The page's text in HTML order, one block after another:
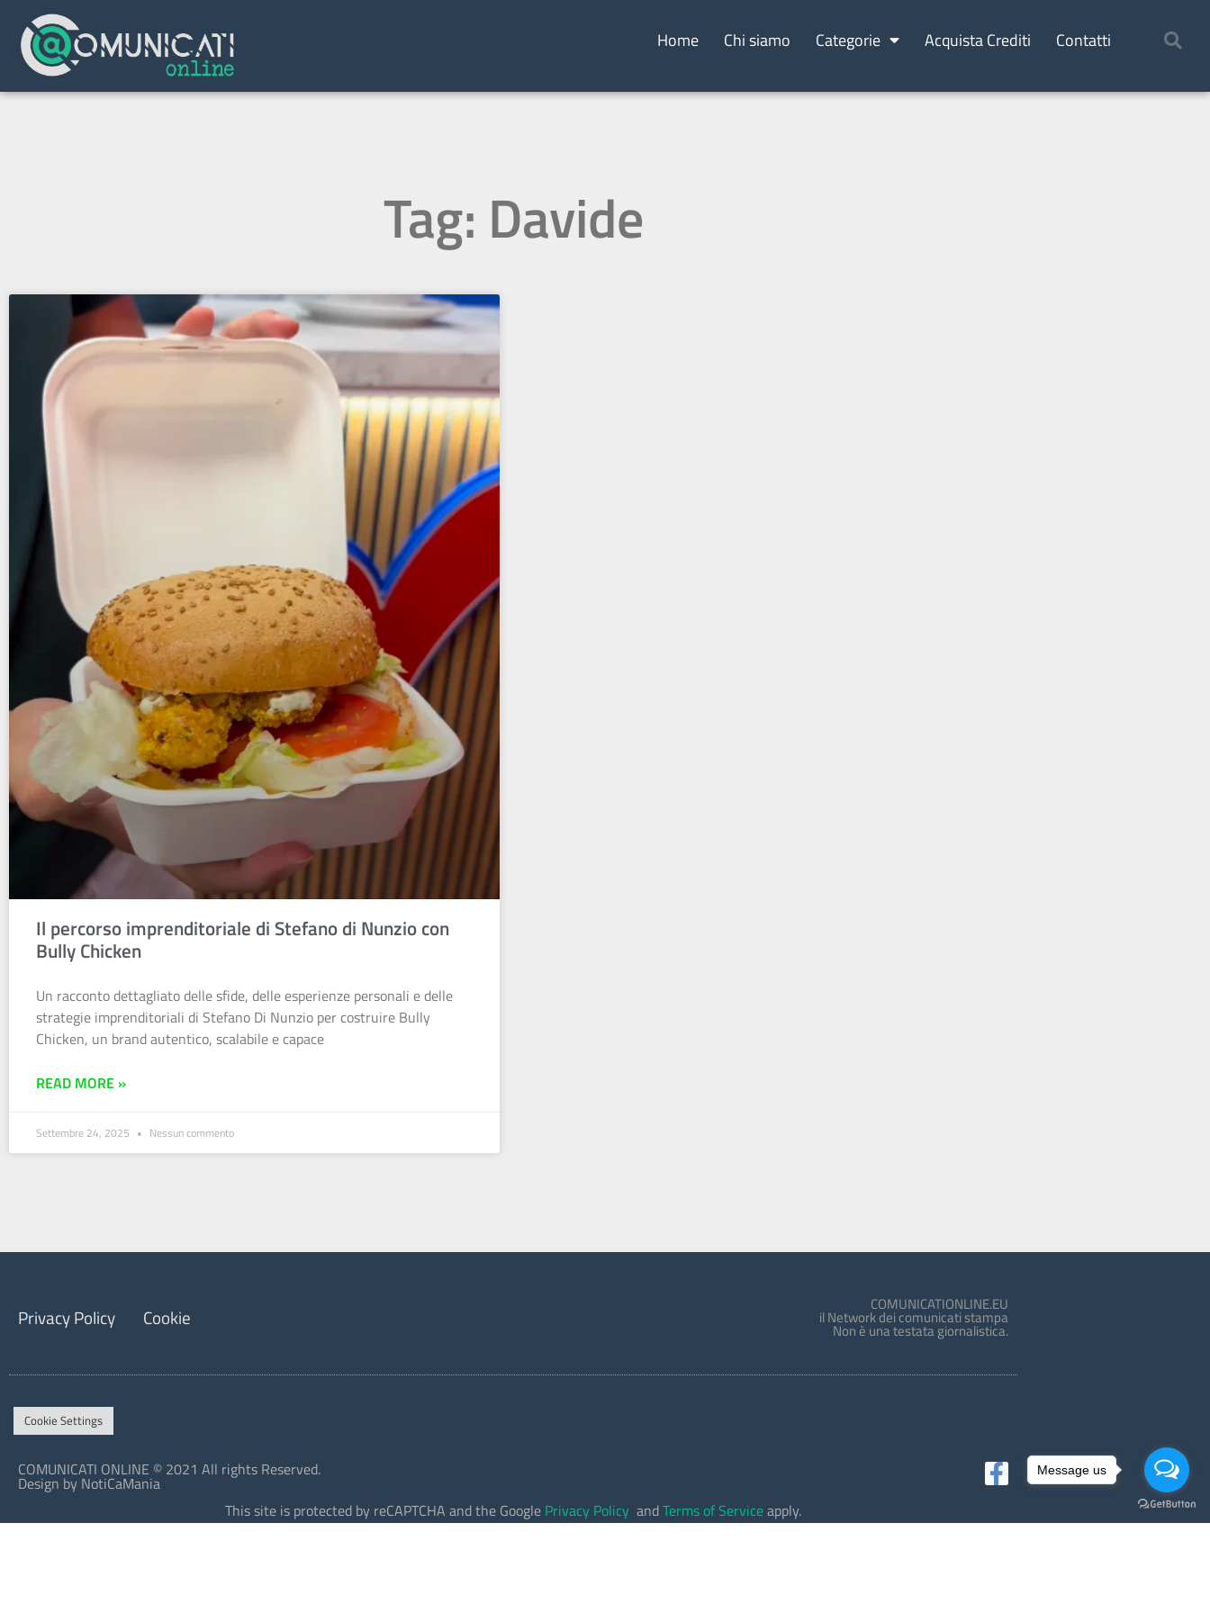
Home Chi siamo Categorie Acquista Crediti Contatti
Tag: Davide
Il percorso imprenditoriale di Stefano di Nunzio con
Bully Chicken
Un racconto dettagliato delle sfide, delle esperienze personali e delle
strategie imprenditoriali di Stefano Di Nunzio per costruire Bully
Chicken, un brand autentico, scalabile e capace
READ MORE »
Settembre 24, 2025 Nessun commento
Privacy Policy Cookie COMUNICATIONLINE.EU
il Network dei comunicati stampa
Non è una testata giornalistica.
Cookie Settings
COMUNICATI ONLINE © 2021 All rights Reserved.
Design by NotiCaMania
This site is protected by reCAPTCHA and the Google Privacy Policy andTerms of Serviceapply.
Message us